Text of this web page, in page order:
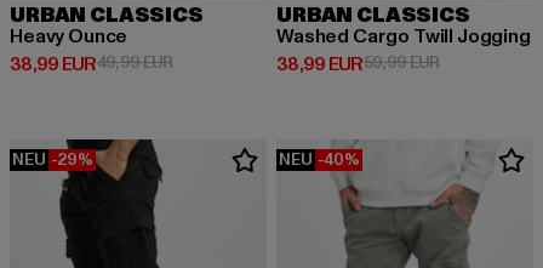
URBAN CLASSICS
Heavy Ounce
38,99 EUR
Derzeitiger Preis: 38,99 EUR
49,99 EURAktionspreis: 49,99 EUR
URBAN CLASSICS
Washed Cargo Twill Jogging
38,99 EUR
Derzeitiger Preis: 38,99 EUR
59,99 EURAktionspreis:
NEU -29% NEU -40%